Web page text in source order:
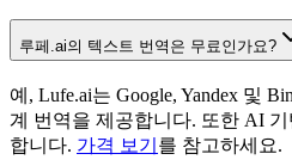
루페.ai의 텍스트 번역은 무료인가요?
예, Lufe.ai는 Google, Yandex 및
계 번역을 제공합니다. 또한 AI
합니다. 가격 보기 를 참고하세요.